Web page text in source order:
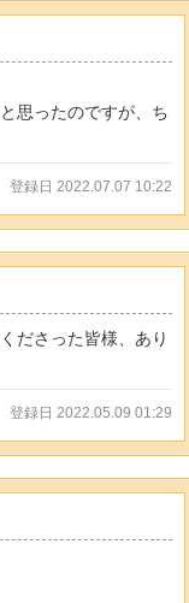
思ったのですが、ち
登録日 2022.07.07 10:22
ださった皆様、あり
登録日 2022.05.09 01:29